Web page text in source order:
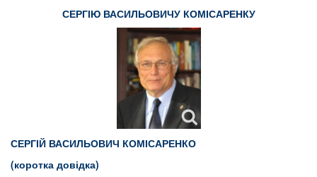
СЕРГІЮ ВАСИЛЬОВИЧУ КОМІСАРЕНКУ
СЕРГІЙ ВАСИЛЬОВИЧ КОМІСАРЕНКО
(коротка довідка)